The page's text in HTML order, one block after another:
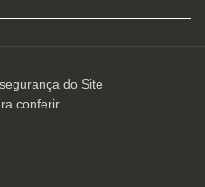
do Site
conferir